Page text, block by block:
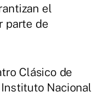
el
parte de
Clásico de
Nacional